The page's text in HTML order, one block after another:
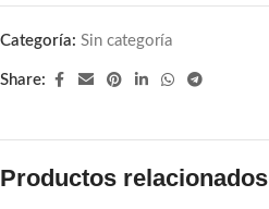
Categoría: Sin categoría
Share:
Productos relacionados